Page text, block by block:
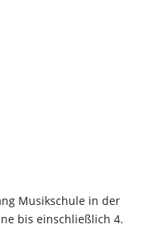
Musikschule in der
bis einschließlich 4.